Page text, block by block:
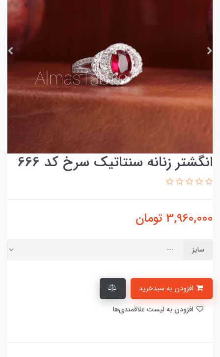
انگشتر زنانه سنتاتیک سرخ کد 666
3,960,000 تومان
سایز